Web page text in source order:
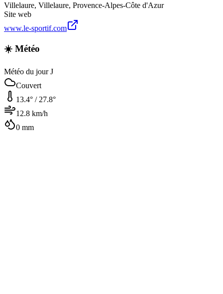
Villelaure, Villelaure, Provence-Alpes-Côte d'Azur
Site web
www.le-sportif.com
☀️ Météo
Météo du jour J
Couvert
13.4° / 27.8°
12.8 km/h
0 mm